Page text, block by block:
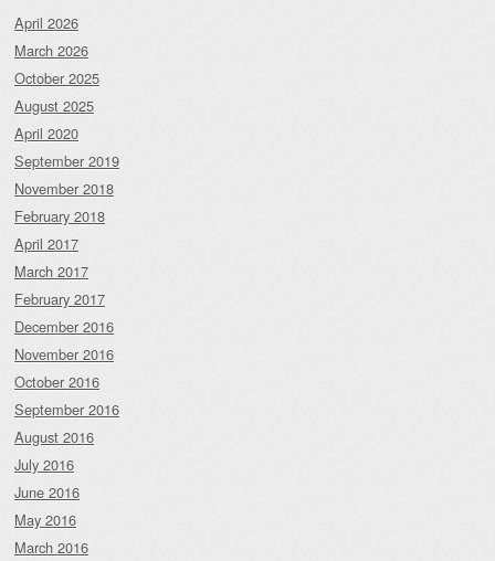
April 2026
March 2026
October 2025
August 2025
April 2020
September 2019
November 2018
February 2018
April 2017
March 2017
February 2017
December 2016
November 2016
October 2016
September 2016
August 2016
July 2016
June 2016
May 2016
March 2016